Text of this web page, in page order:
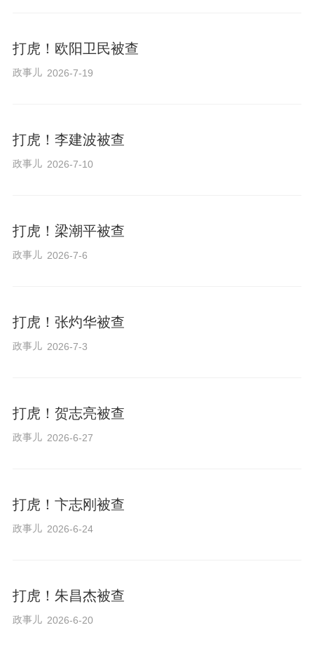
打虎！欧阳卫民被查
政事儿 2026-7-19
打虎！李建波被查
政事儿 2026-7-10
打虎！梁潮平被查
政事儿 2026-7-6
打虎！张灼华被查
政事儿 2026-7-3
打虎！贺志亮被查
政事儿 2026-6-27
打虎！卞志刚被查
政事儿 2026-6-24
打虎！朱昌杰被查
政事儿 2026-6-20